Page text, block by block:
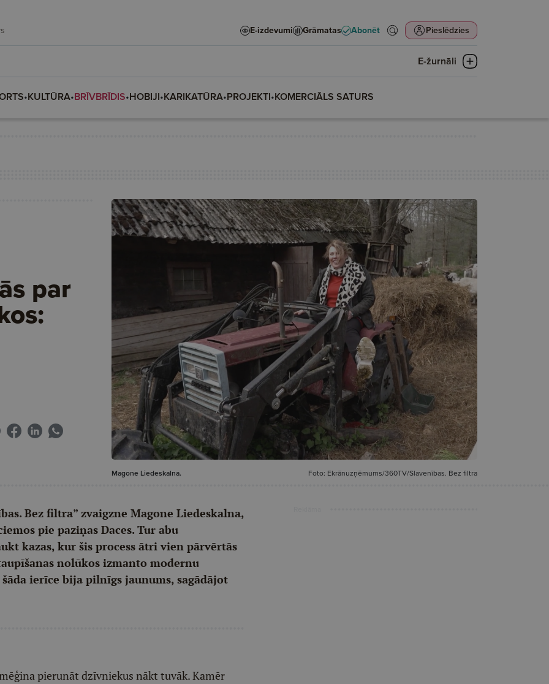
E-izdevumi Grāmatas Abonēt Pieslēdzies
E-žurnāli
•KULTŪRA•BRĪVBRĪDIS•HOBIJI•KARIKATŪRA•PROJEKTI•KOMERCIĀLS SATURS
par
Magone Liedeskalna.
Foto: Ekrānuzņēmums/360TV/Slavenības. Bez filtra
Bez filtra” zvaigzne Magone Liedeskalna,
pie paziņas Daces. Tur abu
kazas, kur šis process ātri vien pārvērtās
nolūkos izmanto modernu
ierīce bija pilnīgs jaunums, sagādājot
pierunāt dzīvniekus nākt tuvāk. Kamēr